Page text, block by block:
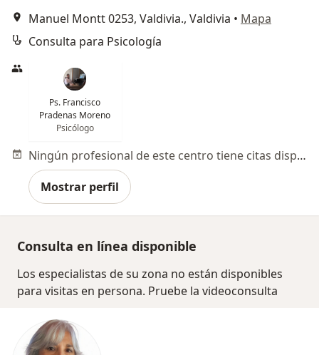
Manuel Montt 0253, Valdivia., Valdivia • Mapa
Consulta para Psicología
Ps. Francisco
Pradenas Moreno
Psicólogo
Ningún profesional de este centro tiene citas disponibles
Mostrar perfil
Consulta en línea disponible
Los especialistas de su zona no están disponibles
para visitas en persona. Pruebe la videoconsulta